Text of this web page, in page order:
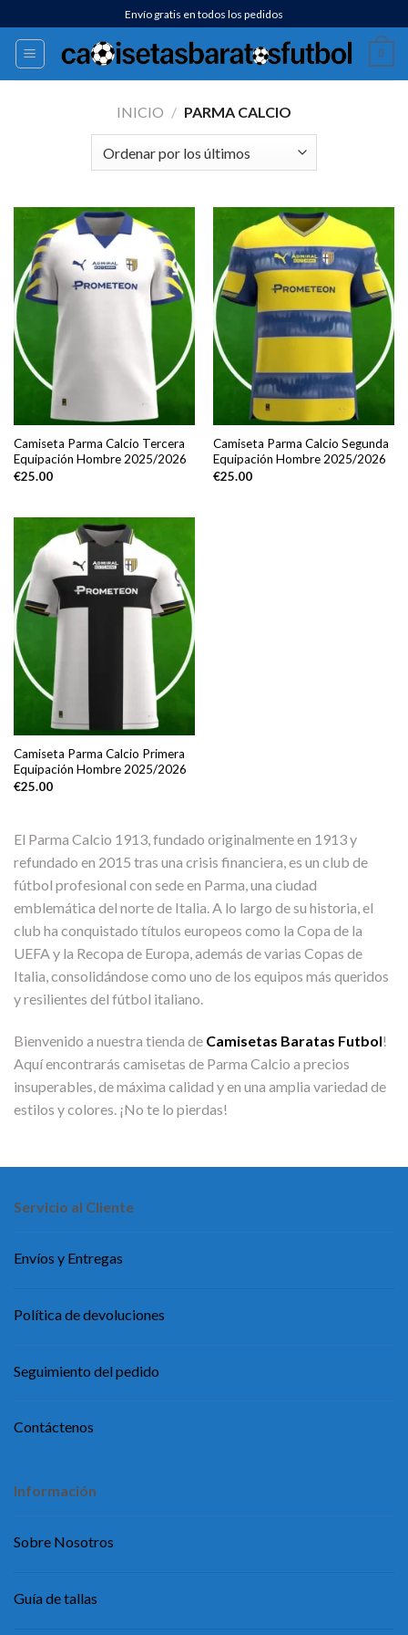
al
contenido
Envío gratis en todos los pedidos
0
INICIO / PARMA CALCIO
Camiseta Parma Calcio Tercera
Equipación Hombre 2025/2026
€25.00
Camiseta Parma Calcio Segunda
Equipación Hombre 2025/2026
€25.00
Camiseta Parma Calcio Primera
Equipación Hombre 2025/2026
€25.00
El Parma Calcio 1913, fundado originalmente en 1913 y
refundado en 2015 tras una crisis financiera, es un club de
fútbol profesional con sede en Parma, una ciudad
emblemática del norte de Italia. A lo largo de su historia, el
club ha conquistado títulos europeos como la Copa de la
UEFA y la Recopa de Europa, además de varias Copas de
Italia, consolidándose como uno de los equipos más queridos
y resilientes del fútbol italiano.
Bienvenido a nuestra tienda de Camisetas Baratas Futbol!
Aquí encontrarás camisetas de Parma Calcio a precios
insuperables, de máxima calidad y en una amplia variedad de
estilos y colores. ¡No te lo pierdas!
Servicio al Cliente
Envíos y Entregas
Política de devoluciones
Seguimiento del pedido
Contáctenos
Información
Sobre Nosotros
Guía de tallas